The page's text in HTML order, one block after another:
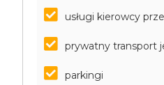
usługi kierowcy
prywatny transport
parkingi